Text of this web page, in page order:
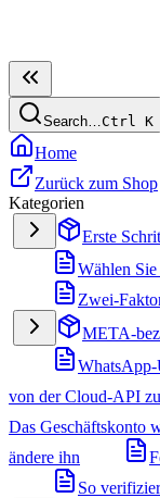
Search…Ctrl K
Home
Zurück zum Shop
Kategorien
Erste
Wählen
Zwei-
META-
WhatsApp-
von der Cloud-API
Das Geschäftskonto
ändere ihn
So